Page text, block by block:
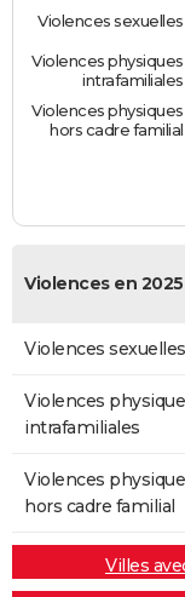
Violences sexuelles
Violences physiques
intrafamiliales
Violences physiques
hors cadre familial
Violences en 2025
Violences sexuelles
Violences
intrafamiliales
Violences
hors cadre familial
Villes